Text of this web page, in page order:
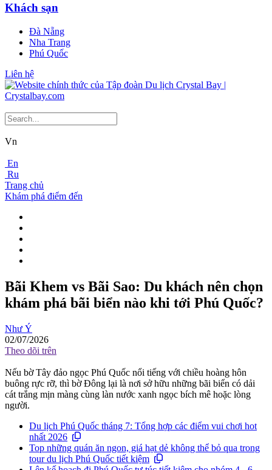
Khách sạn
Đà Nẵng
Nha Trang
Phú Quốc
Liên hệ
Vn
En
Ru
Trang chủ
Khám phá điểm đến
Bãi Khem vs Bãi Sao: Du khách nên chọn
khám phá bãi biển nào khi tới Phú Quốc?
Như Ý
02/07/2026
Theo dõi trên
Nếu bờ Tây đảo ngọc Phú Quốc nổi tiếng với chiều hoàng hôn
buông rực rỡ, thì bờ Đông lại là nơi sở hữu những bãi biển có dải
cát trắng mịn màng cùng làn nước xanh ngọc bích mê hoặc lòng
người.
Du lịch Phú Quốc tháng 7: Tổng hợp các điểm vui chơi hot
nhất 2026
Top những quán ăn ngon, giá hạt dẻ không thể bỏ qua trong
tour du lịch Phú Quốc tiết kiệm